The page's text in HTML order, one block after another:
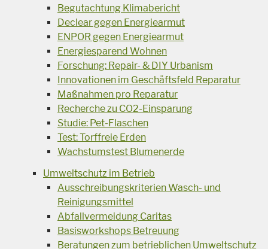
Begutachtung Klimabericht
Declear gegen Energiearmut
ENPOR gegen Energiearmut
Energiesparend Wohnen
Forschung: Repair- & DIY Urbanism
Innovationen im Geschäftsfeld Reparatur
Maßnahmen pro Reparatur
Recherche zu CO2-Einsparung
Studie: Pet-Flaschen
Test: Torffreie Erden
Wachstumstest Blumenerde
Umweltschutz im Betrieb
Ausschreibungskriterien Wasch- und
Reinigungsmittel
Abfallvermeidung Caritas
Basisworkshops Betreuung
Beratungen zum betrieblichen Umweltschutz